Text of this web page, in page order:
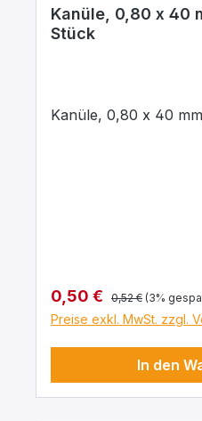
Kanüle, 0,80 x 40
Stück
Kanüle, 0,80 x 40
Verkaufspreis:
0,50 € Regulärer Preis:
0,52 € (3%
Preise exkl. MwSt. zzgl.
In den